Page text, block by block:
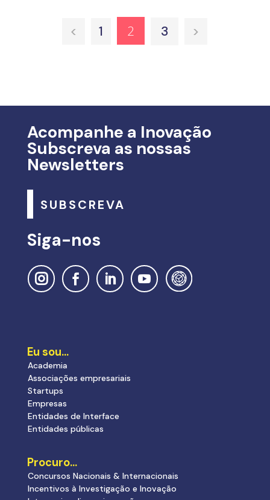
< 1 2 3 >
Acompanhe a Inovação
Subscreva as nossas
Newsletters
SUBSCREVA
Siga-nos
Eu sou…
Academia
Associações empresariais
Startups
Empresas
Entidades de Interface
Entidades públicas
Procuro…
Concursos Nacionais & Internacionais
Incentivos à Investigação e Inovação